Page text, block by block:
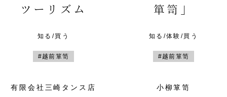
ツーリズム
知る/買う
#越前箪笥
有限会社三崎タンス店
箪笥」
知る/体験/買う
#越前箪笥
小柳箪笥